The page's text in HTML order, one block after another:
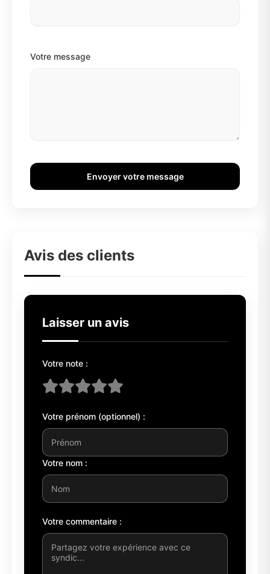
Votre message
Envoyer votre message
Avis des clients
Laisser un avis
Votre note :
Votre prénom (optionnel) :
Votre nom :
Votre commentaire :